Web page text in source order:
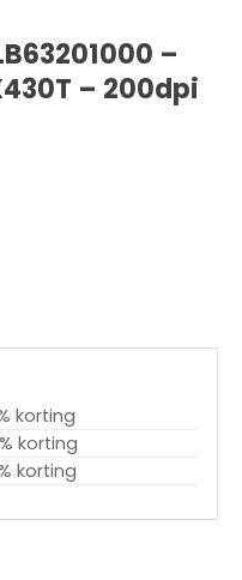
–
– 200dpi
korting
korting
korting